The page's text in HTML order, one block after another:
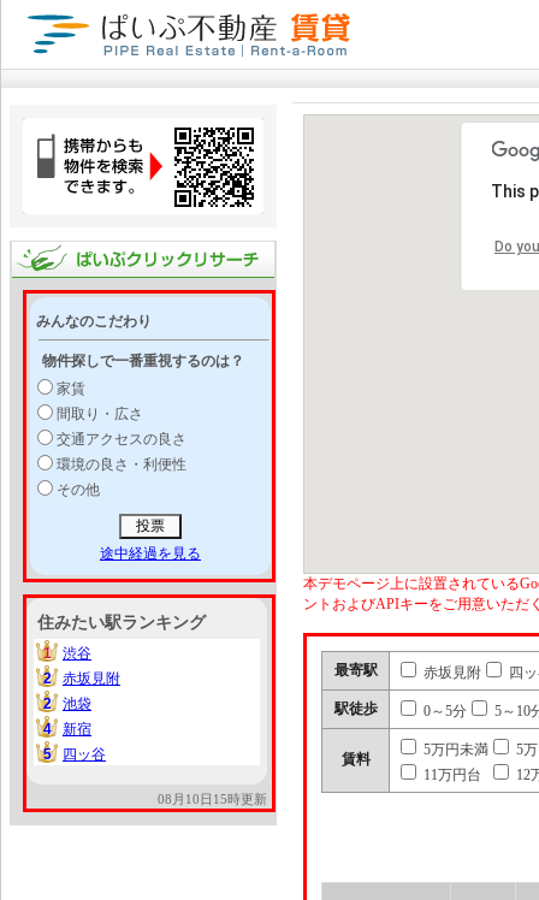
みんなのこだわり
物件探しで一番重視するのは？
家賃
間取り・広さ
交通アクセスの良さ
環境の良さ・利便性
その他
途中経過を見る
住みたい駅ランキング
1
1
渋谷
2
2
赤坂見附
2
2
池袋
4
4
新宿
5
5 四ッ谷
08月10日15時更新
This
Do
本デモページ上に設置されている
ントおよびAPIキーをご用意いただ
最寄駅 赤坂見附 四
駅徒歩 0～5分 5～10
賃料
5万円未満
5
11万円台
12